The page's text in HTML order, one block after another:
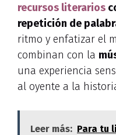
recursos literarios
repetición de
ritmo y enfatizar el
combinan con la
una experiencia
al oyente a la
Leer más: Para tu